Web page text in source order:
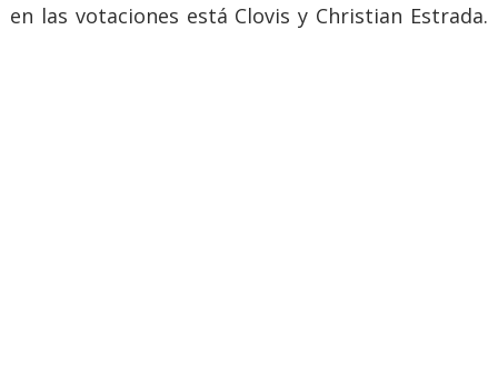
en las votaciones está Clovis y Christian Estrada.